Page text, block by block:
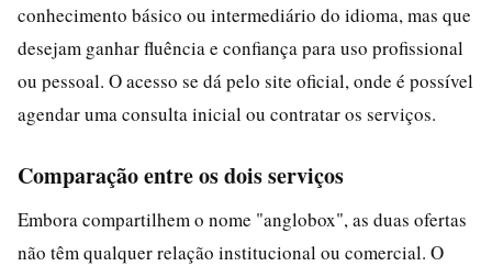
conhecimento básico ou intermediário do idioma, mas que
desejam ganhar fluência e confiança para uso profissional
ou pessoal. O acesso se dá pelo site oficial, onde é possível
agendar uma consulta inicial ou contratar os serviços.
Comparação entre os dois serviços
Embora compartilhem o nome "anglobox", as duas ofertas
não têm qualquer relação institucional ou comercial. O